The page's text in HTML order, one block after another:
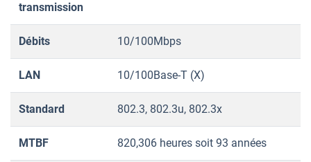
transmission
Débits 10/100Mbps
LAN 10/100Base-T (X)
Standard 802.3, 802.3u, 802.3x
MTBF 820,306 heures soit 93 années